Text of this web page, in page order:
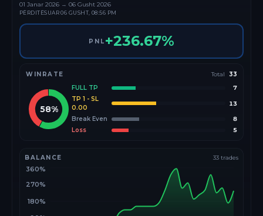
01 Janar 2026 → 06 Gusht 2026
PËRDITËSUAR06 GUSHT, 08:56 PM
PNL +236.67%
WINRATE Total 33
58%
FULL TP
7
TP 1 - SL
0.00
13
Break Even
8
Loss
5
BALANCE 33 trades
180%
270%
360%